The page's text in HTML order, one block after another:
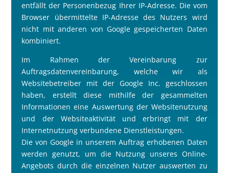
entfällt der Personenbezug Ihrer IP-Adresse. Die vom
Browser übermittelte IP-Adresse des Nutzers wird
nicht mit anderen von Google gespeicherten Daten
kombiniert.
Im Rahmen der Vereinbarung zur
Auftragsdatenvereinbarung, welche wir als
Websitebetreiber mit der Google Inc. geschlossen
haben, erstellt diese mithilfe der gesammelten
Informationen eine Auswertung der Websitenutzung
und der Websiteaktivität und erbringt mit der
Internetnutzung verbundene Dienstleistungen.
Die von Google in unserem Auftrag erhobenen Daten
werden genutzt, um die Nutzung unseres Online-
Angebots durch die einzelnen Nutzer auswerten zu